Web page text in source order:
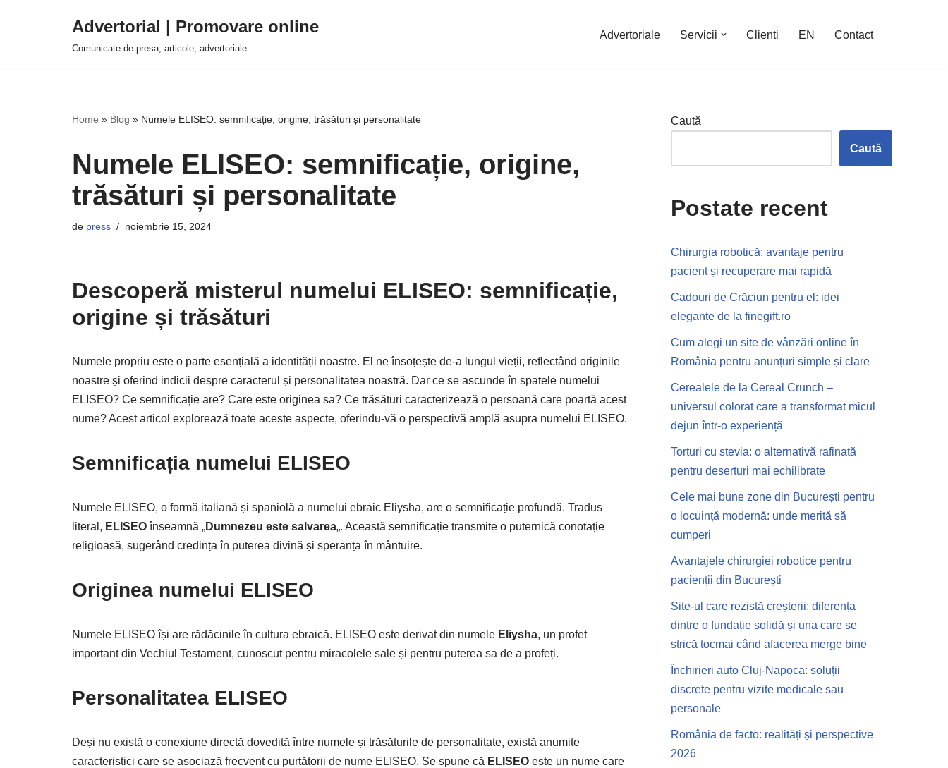
Advertorial | Promovare online
Comunicate de presa, articole, advertoriale
Advertoriale Servicii Clienti EN Contact
Home » Blog » Numele ELISEO: semnificație, origine, trăsături și personalitate
Numele ELISEO: semnificație, origine,
trăsături și personalitate
de press noiembrie 15, 2024
Descoperă misterul numelui ELISEO: semnificație,
origine și trăsături
Numele propriu este o parte esențială a identității noastre. El ne însoțește de-a lungul vieții, reflectând originile
noastre și oferind indicii despre caracterul și personalitatea noastră. Dar ce se ascunde în spatele numelui
ELISEO? Ce semnificație are? Care este originea sa? Ce trăsături caracterizează o persoană care poartă acest
nume? Acest articol explorează toate aceste aspecte, oferindu-vă o perspectivă amplă asupra numelui ELISEO.
Semnificația numelui ELISEO
Numele ELISEO, o formă italiană și spaniolă a numelui ebraic Eliysha, are o semnificație profundă. Tradus
literal, ELISEOînseamnă „Dumnezeu este salvarea„. Această semnificație transmite o puternică conotație
religioasă, sugerând credința în puterea divină și speranța în mântuire.
Originea numelui ELISEO
Numele ELISEO își are rădăcinile în cultura ebraică. ELISEO este derivat din numele Eliysha, un profet
important din Vechiul Testament, cunoscut pentru miracolele sale și pentru puterea sa de a profeți.
Personalitatea ELISEO
Deși nu există o conexiune directă dovedită între numele și trăsăturile de personalitate, există anumite
caracteristici care se asociază frecvent cu purtătorii de nume ELISEO. Se spune că ELISEO este un nume care
Caută
Caută
Postate recent
Chirurgia robotică: avantaje pentru
pacient și recuperare mai rapidă
Cadouri de Crăciun pentru el: idei
elegante de la finegift.ro
Cum alegi un site de vânzări online în
România pentru anunțuri simple și clare
Cerealele de la Cereal Crunch –
universul colorat care a transformat micul
dejun într-o experiență
Torturi cu stevia: o alternativă rafinată
pentru deserturi mai echilibrate
Cele mai bune zone din București pentru
o locuință modernă: unde merită să
cumperi
Avantajele chirurgiei robotice pentru
pacienții din București
Site-ul care rezistă creșterii: diferența
dintre o fundație solidă și una care se
strică tocmai când afacerea merge bine
Închirieri auto Cluj-Napoca: soluții
discrete pentru vizite medicale sau
personale
România de facto: realități și perspective
2026